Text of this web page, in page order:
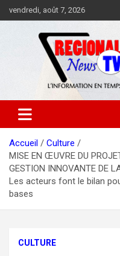
au
vendredi, août 7, 2026
Accueil
Culture
MISE EN ŒUVRE DU
GESTION INNOVANTE DE
Les acteurs font le bilan
bases
CULTURE